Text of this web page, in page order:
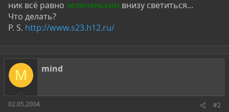
ник всё равно зелёненьким внизу светиться...
Что делать?
P. S. http://www.s23.h12.ru/
M mind
02.05.2004 #2